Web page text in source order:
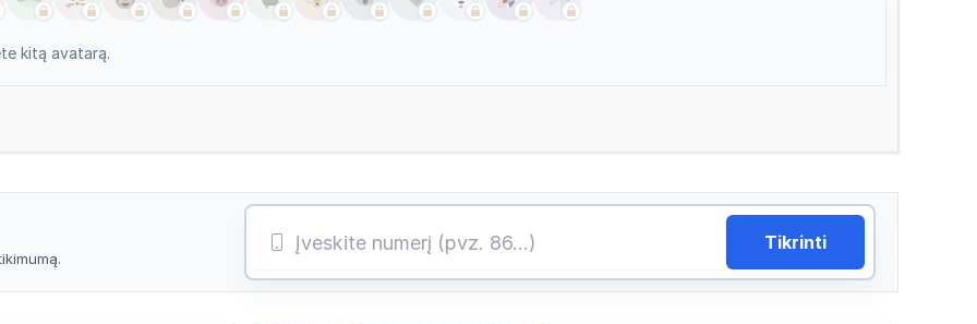
kitą avatarą.
Tikrinti